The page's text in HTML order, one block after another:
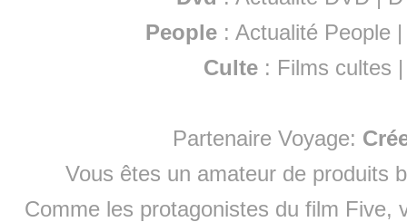
People :Actualité People
Culte : Films cultes
Partenaire Voyage:
Vous êtes un amateur de produits
Comme les protagonistes du film Five,